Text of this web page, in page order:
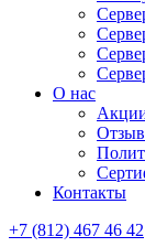
О нас
Контакты
+7 (812) 467 46 42